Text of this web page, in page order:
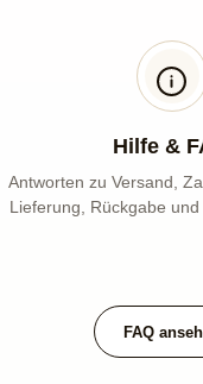
Hilfe &
Antworten zu Versand,
Lieferung, Rückgabe und
FAQ